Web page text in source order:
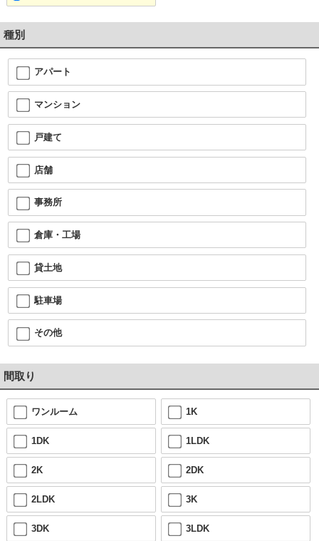
種別
アパート
マンション
戸建て
店舗
事務所
倉庫・工場
貸土地
駐車場
その他
間取り
ワンルーム 1K
1DK 1LDK
2K 2DK
2LDK 3K
3DK 3LDK